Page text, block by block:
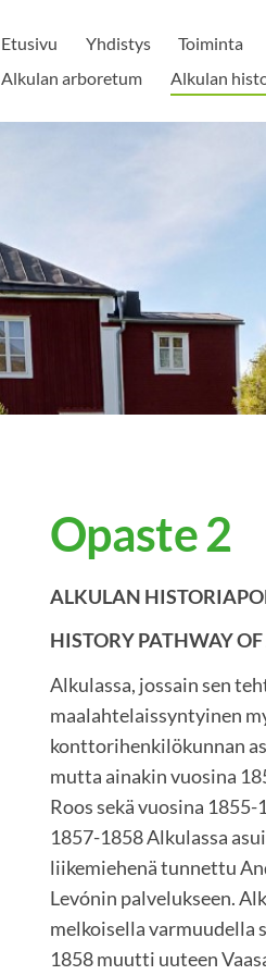
Etusivu Yhdistys Toiminta
Alkulan arboretum
Alkulan
Opaste 2
ALKULAN
HISTORY PATHWAY
Alkulassa, jossain sen
maalahtelaissyntyinen
konttorihenkilökunnan
mutta ainakin vuosina
Roos sekä vuosina
1857-1858 Alkulassa
liikemiehenä tunnettu
Levónin palvelukseen.
melkoisella varmuudella
1858 muutti uuteen